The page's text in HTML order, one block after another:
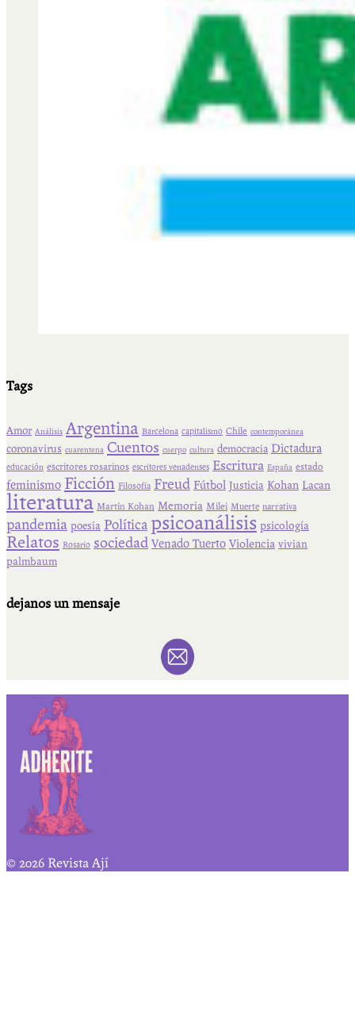
Tags
Amor Análisis Argentina Barcelona capitalismo Chile contemporánea
coronavirus cuarentena Cuentos cuerpo cultura democracia Dictadura
educación escritores rosarinos escritores venadenses Escritura España estado
feminismo Ficción Filosofía Freud Fútbol Justicia Kohan Lacan
literatura Martín Kohan Memoria Milei Muerte narrativa
pandemia poesía Política psicoanálisis psicología
Relatos Rosario sociedad Venado Tuerto Violencia vivian
palmbaum
dejanos un mensaje
© 2026 Revista Ají